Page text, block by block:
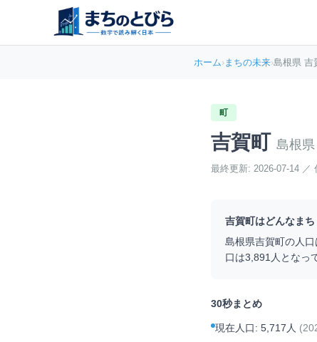
ホーム›まちの未来›島根県 吉
町
吉賀町 島根県
最終更新: 2026-07-14 ／
吉賀町はどんなまち
島根県吉賀町の人口
口は3,891 人となっ
30秒まとめ
現在人口: 5,717人 (